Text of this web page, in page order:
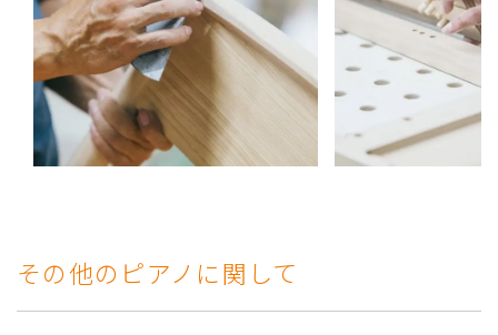
その他のピアノに関して